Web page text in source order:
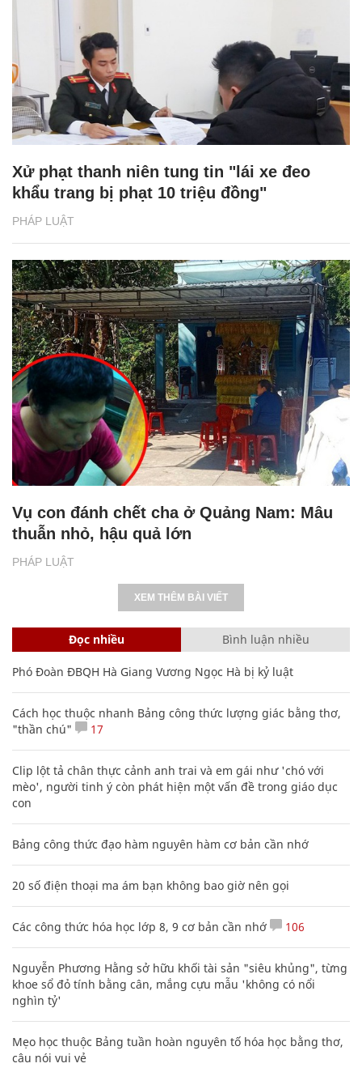
PHÁP LUẬT
Xử phạt thanh niên tung tin "lái xe đeo
khẩu trang bị phạt 10 triệu đồng"
PHÁP LUẬT
Vụ con đánh chết cha ở Quảng Nam: Mâu
thuẫn nhỏ, hậu quả lớn
XEM THÊM BÀI VIẾT
Đọc nhiều Bình luận nhiều
Phó Đoàn ĐBQH Hà Giang Vương Ngọc Hà bị kỷ luật
Cách học thuộc nhanh Bảng công thức lượng giác bằng thơ,
"thần chú"
17
Clip lột tả chân thực cảnh anh trai và em gái như 'chó với
mèo', người tinh ý còn phát hiện một vấn đề trong giáo dục
con
Bảng công thức đạo hàm nguyên hàm cơ bản cần nhớ
20 số điện thoại ma ám bạn không bao giờ nên gọi
Các công thức hóa học lớp 8, 9 cơ bản cần nhớ 106
Nguyễn Phương Hằng sở hữu khối tài sản "siêu khủng", từng
khoe sổ đỏ tính bằng cân, mắng cựu mẫu 'không có nổi
nghìn tỷ'
Mẹo học thuộc Bảng tuần hoàn nguyên tố hóa học bằng thơ,
câu nói vui vẻ